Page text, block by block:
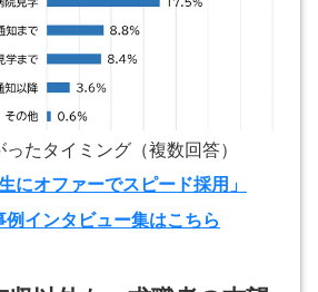
たタイミング（複数回答）
にオファーでスピード採用」
例インタビュー集はこちら